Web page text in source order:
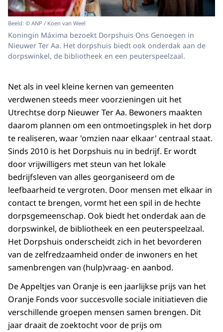
Beeld: © ANP / Koen van Weel
Koningin Máxima bezoekt Dorpshuis Ons Genoegen in
Nieuwer Ter Aa. Het dorpshuis biedt ook onderdak aan de
dorpswinkel, de bibliotheek en een peuterspeelzaal.
Net als in veel kleine kernen van gemeenten
verdwenen steeds meer voorzieningen uit het
Utrechtse dorp Nieuwer Ter Aa. Bewoners maakten
daarom plannen om een ontmoetingsplek in het dorp
te realiseren, waar 'omzien naar elkaar' centraal staat.
Sinds 2010 is het Dorpshuis nu in bedrijf. Er wordt
door vrijwilligers met steun van het lokale
bedrijfsleven van alles georganiseerd om de
leefbaarheid te vergroten. Door mensen met elkaar in
contact te brengen, vormt het een spil in de hechte
dorpsgemeenschap. Ook biedt het onderdak aan de
dorpswinkel, de bibliotheek en een peuterspeelzaal.
Het Dorpshuis onderscheidt zich in het bevorderen
van de zelfredzaamheid onder de inwoners en het
samenbrengen van (hulp)vraag- en aanbod.
De Appeltjes van Oranje is een jaarlijkse prijs van het
Oranje Fonds voor succesvolle sociale initiatieven die
verschillende groepen mensen samen brengen. Dit
jaar draait de zoektocht voor de prijs om